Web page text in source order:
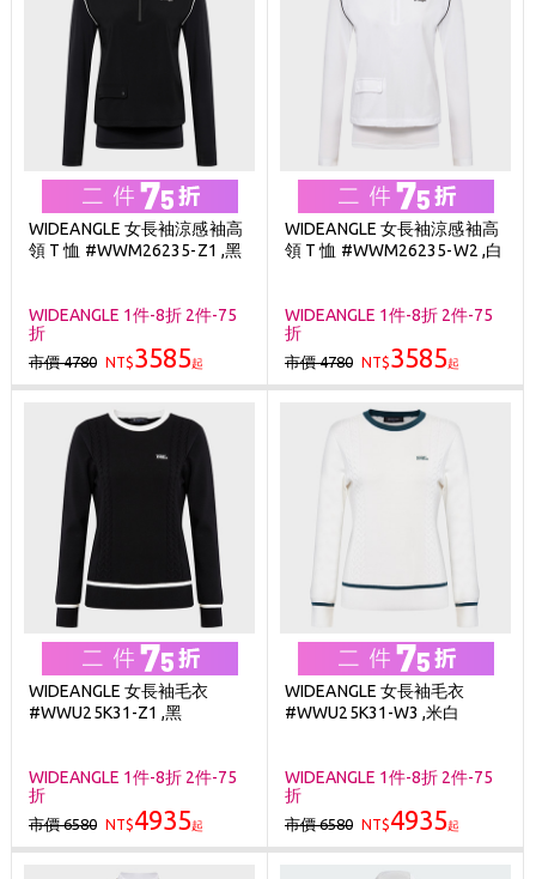
WIDEANGLE 女長袖涼感袖高
領 T 恤 #WWM26235-Z1 ,黑
WIDEANGLE 1件-8折 2件-75
折
市價 4780 NT$3585起
WIDEANGLE 女長袖涼感袖高
領 T 恤 #WWM26235-W2 ,白
WIDEANGLE 1件-8折 2件-75
折
市價 4780 NT$3585起
WIDEANGLE 女長袖毛衣
#WWU25K31-Z1 ,黑
WIDEANGLE 1件-8折 2件-75
折
市價 6580 NT$4935起
WIDEANGLE 女長袖毛衣
#WWU25K31-W3 ,米白
WIDEANGLE 1件-8折 2件-75
折
市價 6580 NT$4935起